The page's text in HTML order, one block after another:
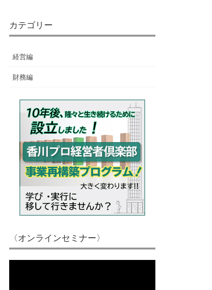
カテゴリー
経営編
財務編
〈オンラインセミナー〉